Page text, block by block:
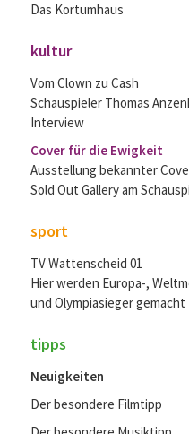
Das Kortumhaus
kultur
Vom Clown zu Cash
Schauspieler Thomas
Interview
Cover für die Ewigkeit
Ausstellung bekannter
Sold Out Gallery am
sport
TV Wattenscheid 01
Hier werden Europa-,
und Olympiasieger gemacht
tipps
Neuigkeiten
Der besondere Filmtipp